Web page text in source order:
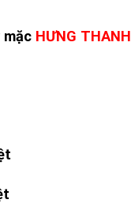
mặc HƯNG THANH